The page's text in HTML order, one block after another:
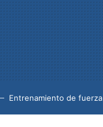
Entrenamiento de fuerza